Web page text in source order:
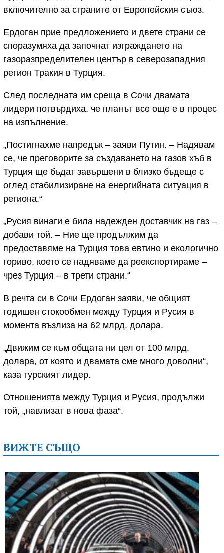
включително за страните от Европейския съюз.
Ердоган прие предложението и двете страни се
споразумяха да започнат изграждането на
газоразпределителен център в северозападния
регион Тракия в Турция.
След последната им среща в Сочи двамата
лидери потвърдиха, че планът все още е в процес
на изпълнение.
„Постигнахме напредък – заяви Путин. – Надявам
се, че преговорите за създаването на газов хъб в
Турция ще бъдат завършени в близко бъдеще с
оглед стабилизиране на енергийната ситуация в
региона.“
„Русия винаги е била надежден доставчик на газ –
добави той. – Ние ще продължим да
предоставяме на Турция това евтино и екологично
гориво, което се надяваме да реекспортираме –
чрез Турция – в трети страни.“
В речта си в Сочи Ердоган заяви, че общият
годишен стокообмен между Турция и Русия в
момента възлиза на 62 млрд. долара.
„Движим се към общата ни цел от 100 млрд.
долара, от която и двамата сме много доволни“,
каза турският лидер.
Отношенията между Турция и Русия, продължи
той, „навлизат в нова фаза“.
ВИЖТЕ СЪЩО